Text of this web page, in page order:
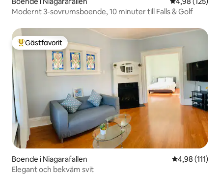
Modernt 3-sovrumsboende, 10 minuter till Falls & Golf
Populär gästfavorit
Gästfavorit
Boende i Niagarafallen 4,98 av 5 i
4,98 (111)
Elegant och bekväm svit